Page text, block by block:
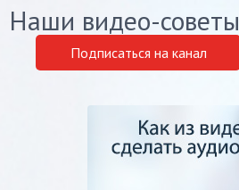
Наши видео-советы
Подписаться на канал